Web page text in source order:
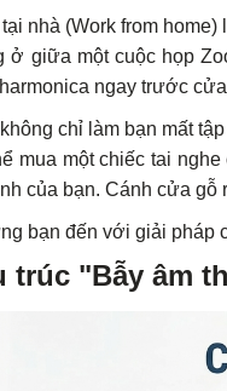
tại nhà (Work from
ở giữa một cuộc họp
ngay trước
chỉ làm bạn mất
mua một chiếc tai
của bạn. Cánh cửa
bạn đến với giải pháp
trúc "Bẫy âm